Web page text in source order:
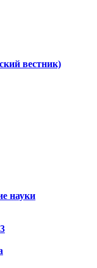
вестник)
науки